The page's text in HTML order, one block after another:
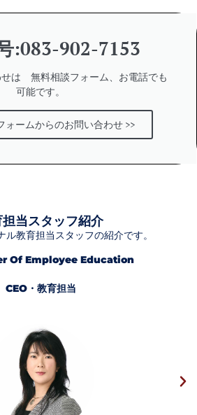
:083-902-7153
は 無料相談フォーム、お電話でも
可能です。
ォームからのお問い合わせ >>
当スタッフ紹介
ル教育担当スタッフの紹介です。
Of Employee Education
教育担当